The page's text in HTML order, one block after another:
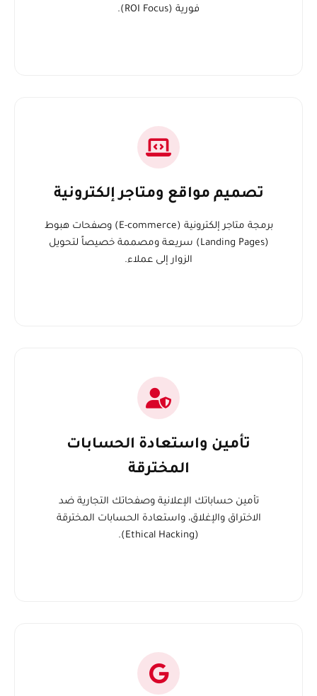
فورية (ROI Focus).
تصميم مواقع ومتاجر إلكترونية
برمجة متاجر إلكترونية (E-commerce) وصفحات هبوط
(Landing Pages) سريعة ومصممة خصيصاً لتحويل
الزوار إلى عملاء.
تأمين واستعادة الحسابات
المخترقة
تأمين حساباتك الإعلانية وصفحاتك التجارية ضد
الاختراق والإغلاق، واستعادة الحسابات المخترقة
(Ethical Hacking).